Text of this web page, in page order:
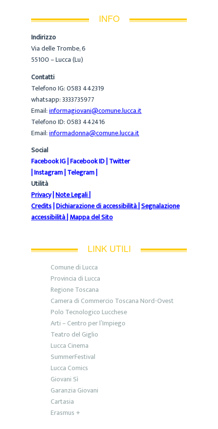
INFO
Indirizzo
Via delle Trombe, 6
55100 – Lucca (Lu)
Contatti
Telefono IG: 0583 442319
whatsapp: 3333735977
Email:informagiovani@comune.lucca.it
Telefono ID: 0583 442416
Email:informadonna@comune.lucca.it
Social
Facebook IG|Facebook ID|Twitter
|Instagram|Telegram|
Utilità
Privacy|Note Legali|
Credits|Dichiarazione di accessibilità|Segnalazione
accessibilità|Mappa del Sito
LINK UTILI
Comune di Lucca
Provincia di Lucca
Regione Toscana
Camera di Commercio Toscana Nord-Ovest
Polo Tecnologico Lucchese
Arti – Centro per l’Impiego
Teatro del Giglio
Lucca Cinema
SummerFestival
Lucca Comics
Giovani Sì
Garanzia Giovani
Cartasia
Erasmus +